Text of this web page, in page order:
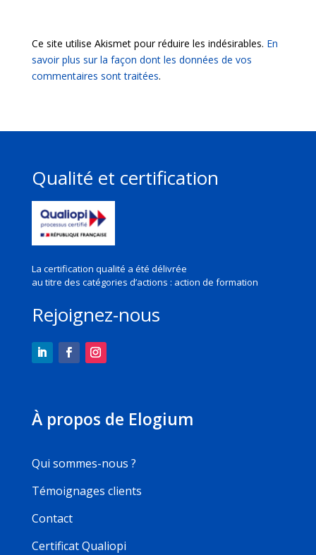
Ce site utilise Akismet pour réduire les indésirables. En
savoir plus sur la façon dont les données de vos
commentaires sont traitées.
Qualité et certification
La certification qualité a été délivrée
au titre des catégories d’actions : action de formation
Rejoignez-nous
À propos de Elogium
Qui sommes-nous ?
Témoignages clients
Contact
Certificat Qualiopi